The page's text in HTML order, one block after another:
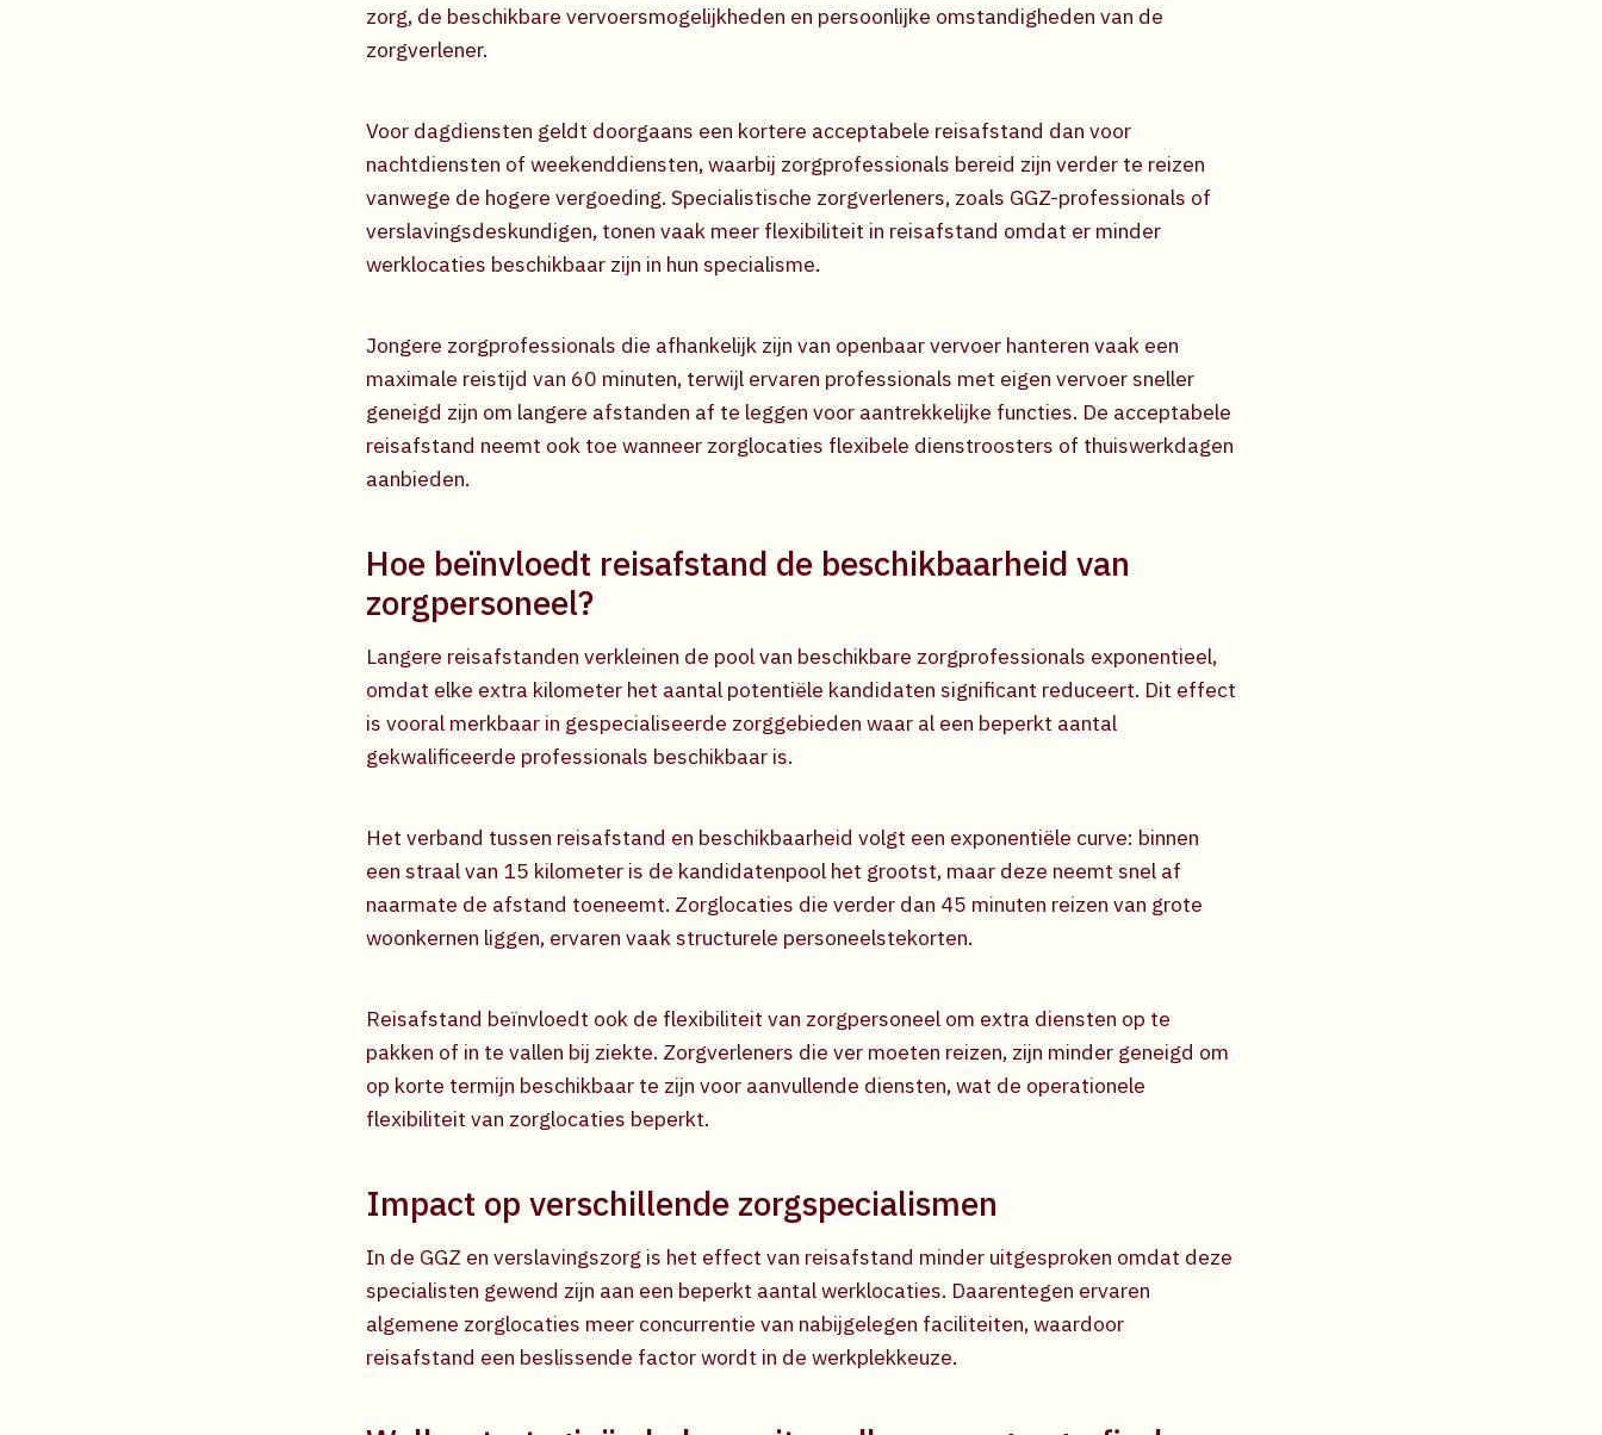
zorg, de beschikbare vervoersmogelijkheden en persoonlijke omstandigheden van de
zorgverlener.
Voor dagdiensten geldt doorgaans een kortere acceptabele reisafstand dan voor
nachtdiensten of weekenddiensten, waarbij zorgprofessionals bereid zijn verder te reizen
vanwege de hogere vergoeding. Specialistische zorgverleners, zoals GGZ-professionals of
verslavingsdeskundigen, tonen vaak meer flexibiliteit in reisafstand omdat er minder
werklocaties beschikbaar zijn in hun specialisme.
Jongere zorgprofessionals die afhankelijk zijn van openbaar vervoer hanteren vaak een
maximale reistijd van 60 minuten, terwijl ervaren professionals met eigen vervoer sneller
geneigd zijn om langere afstanden af te leggen voor aantrekkelijke functies. De acceptabele
reisafstand neemt ook toe wanneer zorglocaties flexibele dienstroosters of thuiswerkdagen
aanbieden.
Hoe beïnvloedt reisafstand de beschikbaarheid van
zorgpersoneel?
Langere reisafstanden verkleinen de pool van beschikbare zorgprofessionals exponentieel,
omdat elke extra kilometer het aantal potentiële kandidaten significant reduceert. Dit effect
is vooral merkbaar in gespecialiseerde zorggebieden waar al een beperkt aantal
gekwalificeerde professionals beschikbaar is.
Het verband tussen reisafstand en beschikbaarheid volgt een exponentiële curve: binnen
een straal van 15 kilometer is de kandidatenpool het grootst, maar deze neemt snel af
naarmate de afstand toeneemt. Zorglocaties die verder dan 45 minuten reizen van grote
woonkernen liggen, ervaren vaak structurele personeelstekorten.
Reisafstand beïnvloedt ook de flexibiliteit van zorgpersoneel om extra diensten op te
pakken of in te vallen bij ziekte. Zorgverleners die ver moeten reizen, zijn minder geneigd om
op korte termijn beschikbaar te zijn voor aanvullende diensten, wat de operationele
flexibiliteit van zorglocaties beperkt.
Impact op verschillende zorgspecialismen
In de GGZ en verslavingszorg is het effect van reisafstand minder uitgesproken omdat deze
specialisten gewend zijn aan een beperkt aantal werklocaties. Daarentegen ervaren
algemene zorglocaties meer concurrentie van nabijgelegen faciliteiten, waardoor
reisafstand een beslissende factor wordt in de werkplekkeuze.